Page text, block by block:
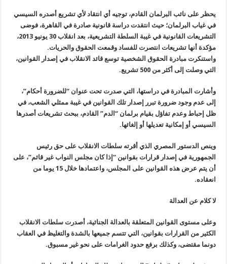
يحظر على نائب البرلمان القادم، توجيه أي انتقاد لأي تشريع أصدره السيسي
في غياب البرلمان؛ حيث انتقدت دراسة قانونية صادرة في القاهرة، فوضى
التشريعات القانونية في غيبة السلطة التشريعية، بعد انقلاب 30 يونيو 2013،
مؤكدة أنها تشريعات انتصرت للفساد وقمعت الحقوق والحريات.
واستنكرت مبادرة الحقوق الشخصية توسع قائد الانقلاب في إصدار القوانين،
التي وصلت إلى أكثر من 500 تشريع
.
وأشارت المبادرة في دراستها، التي صدرت تحت عنوان “للضرورة أحكام”،
إلى عدم وجود ضرورة تبرر إصدار تلك القوانين في غيبة ممثلي الشعب، في
ظل إحباط وعدم تفاؤل بقيام برلمان “الدم” القادم، ببحث تشريعات أصدرها
السيسي أو إمكانية تعديلها أو إلغائها.
وينص الدستور المصري الذي أقرته سلطات الانقلاب على حق رئيس
الجمهورية في إصدار قرارات بقوانين “إذا كان مجلس النواب غير قائم”، على
أن يتم عرض هذه القوانين على المجلس، واعتمادها خلال 15 يوما من
انعقاده.
لا كلام عن العدالة
وعلى مستوى القوانين المتعلقة بالعدالة الجنائية، أصدرت سلطات الانقلاب
الكثير من القرارات بقوانين، التي تتسم جميعها بالشدة والتغليظ في العقاب
دونما مقتضى، وكذلك برفع حدود الغرامات على نحو غير مسبوق.